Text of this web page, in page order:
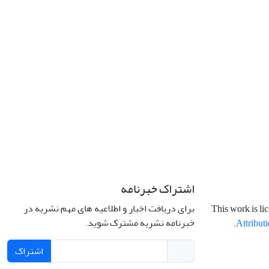
This work is
.
اشتراک خبرنامه
برای دریافت اخبار و اطلاعیه های مهم نشریه در
خبرنامه نشریه مشترک شوید.
اشتراک